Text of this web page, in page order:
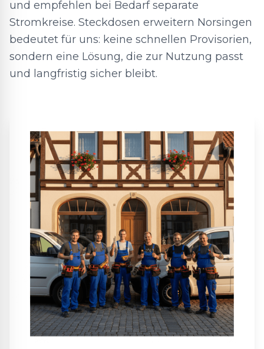
und empfehlen bei Bedarf separate
Stromkreise. Steckdosen erweitern Norsingen
bedeutet für uns: keine schnellen Provisorien,
sondern eine Lösung, die zur Nutzung passt
und langfristig sicher bleibt.